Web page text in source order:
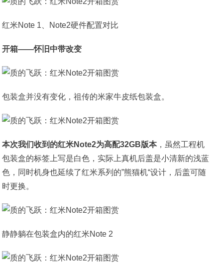
红米Note 1、Note2硬件配置对比
开箱——怀旧中带改变
包装盒并没有变化，祖传的米家牛皮纸包装盒。
本次我们收到的红米Note2为高配32GB版本，虽然工程机
包装盒的标签上写是白色，实际上真机后盖是小清新的浅蓝
色，同时机身也延续了红米系列的”熊猫机“设计，后盖可随
时更换。
静静躺在包装盒内的红米Note 2